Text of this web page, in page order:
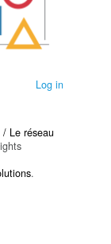
Log in
Le réseau
.